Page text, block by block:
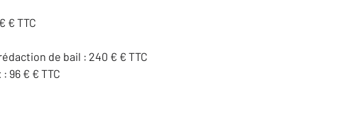
€ TTC
de bail : 240 € € TTC
96 € € TTC